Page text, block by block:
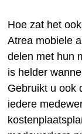
Hoe zat het
Atrea mobiele
delen met hun
is helder
Gebruikt u ook
iedere